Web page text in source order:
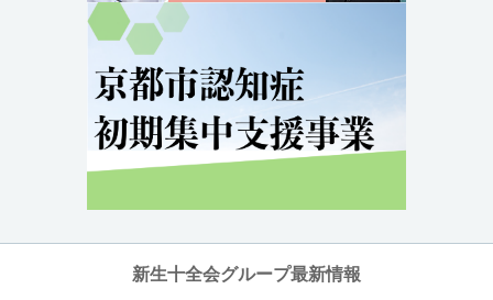
新生十全会グループ最新情報